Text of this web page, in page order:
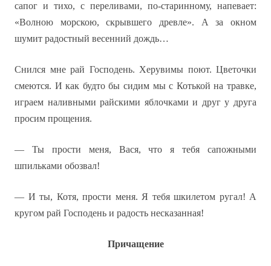
сапог и тихо, с переливами, по-старинному, напевает:
«Волною морскою, скрывшего древле». А за окном
шумит радостный весенний дождь…
Снился мне рай Господень. Херувимы поют. Цветочки
смеются. И как будто бы сидим мы с Котькой на травке,
играем наливными райскими яблочками и друг у друга
просим прощения.
— Ты прости меня, Вася, что я тебя сапожными
шпильками обозвал!
— И ты, Котя, прости меня. Я тебя шкилетом ругал! А
кругом рай Господень и радость несказанная!
Причащение